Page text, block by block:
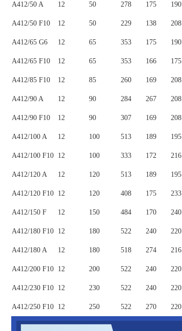
A412/50 A 12 50 278 175 190
A412/50 F10 12 50 229 138 208
A412/65 G6 12 65 353 175 190
A412/65 F10 12 65 353 166 175
A412/85 F10 12 85 260 169 208
A412/90 A 12 90 284 267 208
A412/90 F10 12 90 307 169 208
A412/100 A 12 100 513 189 195
A412/100 F10 12 100 333 172 216
A412/120 A 12 120 513 189 195
A412/120 F10 12 120 408 175 233
A412/150 F 12 150 484 170 240
A412/180 F10 12 180 522 240 220
A412/180 A 12 180 518 274 216
A412/200 F10 12 200 522 240 220
A412/230 F10 12 230 522 240 220
A412/250 F10 12 250 522 270 220